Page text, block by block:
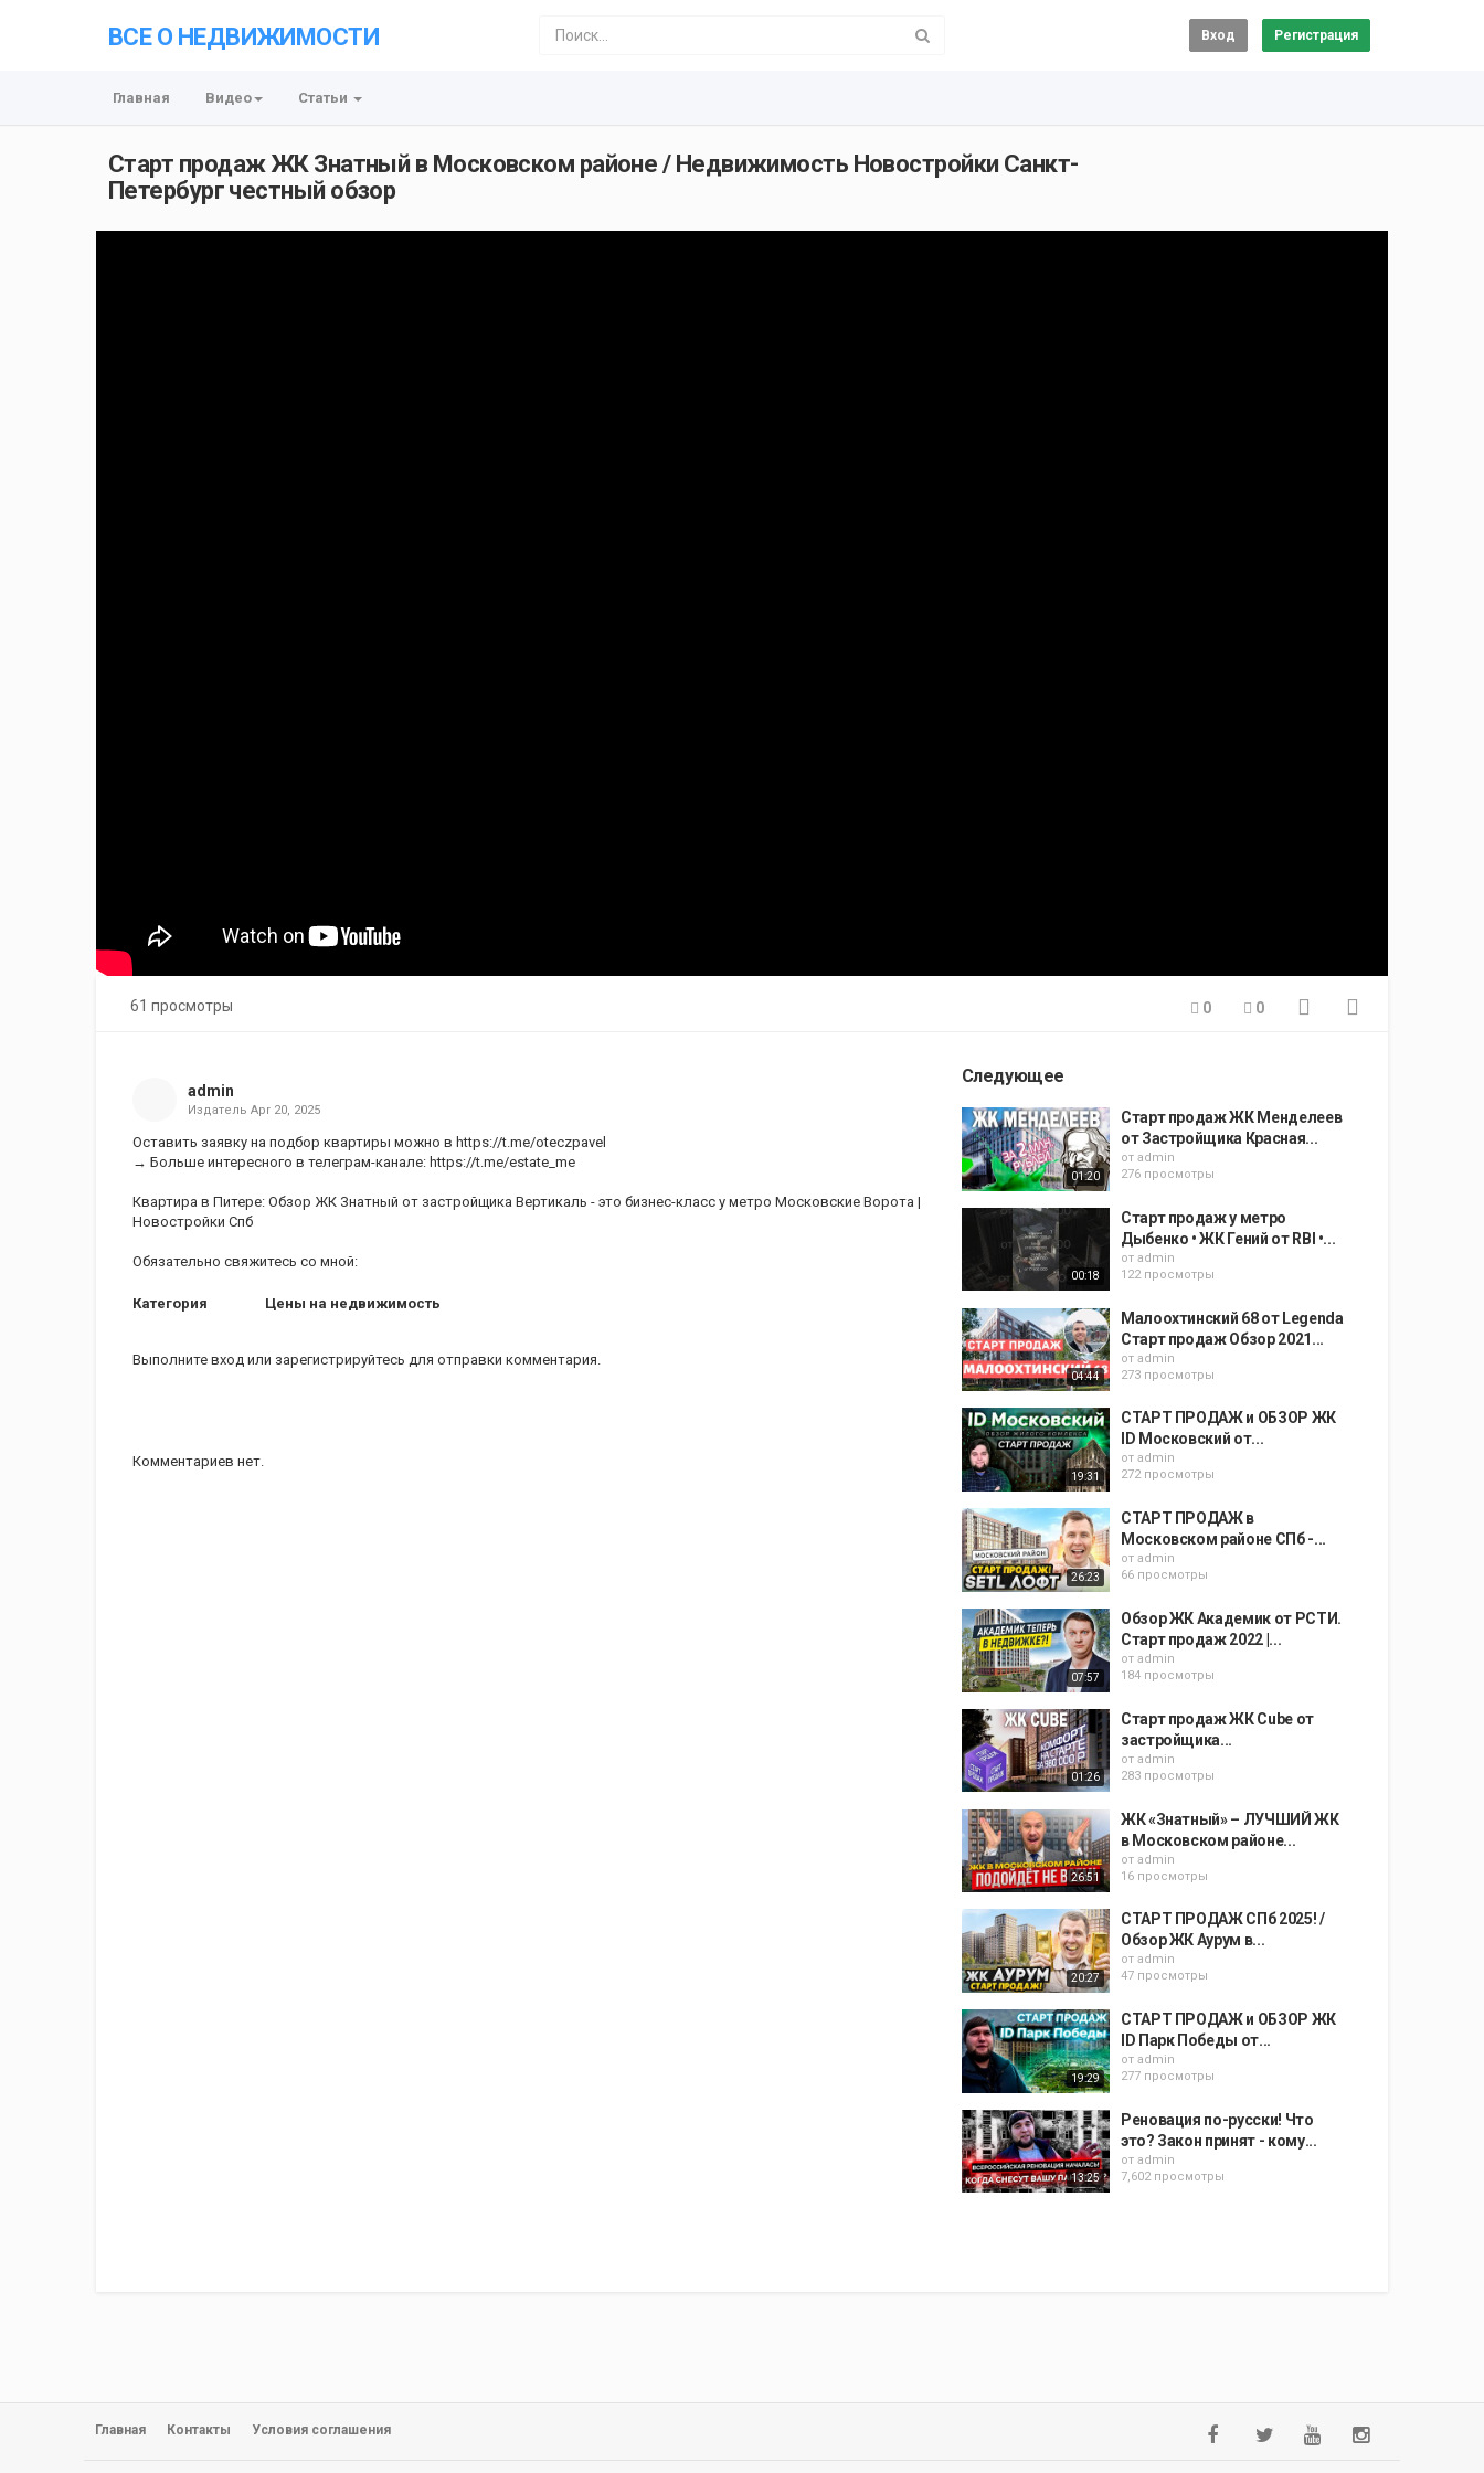
ВСЕ О НЕДВИЖИМОСТИ Вход Регистрация
Главная Видео Статьи
Старт продаж ЖК Знатный в Московском районе / Недвижимость Новостройки Санкт-
Петербург честный обзор
61 просмотры 0 0
admin
Издатель Apr 20, 2025
Оставить заявку на подбор квартиры можно в https://t.me/oteczpavel
→ Больше интересного в телеграм-канале: https://t.me/estate_me
Квартира в Питере: Обзор ЖК Знатный от застройщика Вертикаль - это бизнес-класс у метро Московские Ворота |
Новостройки Спб
Обязательно свяжитесь со мной:
Категория Цены на недвижимость
Выполните вход или зарегистрируйтесь для отправки комментария.
Комментариев нет.
Следующее
01:20
Старт продаж ЖК Менделеев
от Застройщика Красная...
от admin
276 просмотры
00:18
Старт продаж у метро
Дыбенко • ЖК Гений от RBI •...
от admin
122 просмотры
04:44
Малоохтинский 68 от Legenda
Старт продаж Обзор 2021...
от admin
273 просмотры
19:31
СТАРТ ПРОДАЖ и ОБЗОР ЖК
ID Московский от...
от admin
272 просмотры
26:23
СТАРТ ПРОДАЖ в
Московском районе СПб -...
от admin
66 просмотры
07:57
Обзор ЖК Академик от РСТИ.
Старт продаж 2022 |...
от admin
184 просмотры
01:26
Старт продаж ЖК Cube от
застройщика...
от admin
283 просмотры
26:51
ЖК «Знатный» – ЛУЧШИЙ ЖК
в Московском районе...
от admin
16 просмотры
20:27
СТАРТ ПРОДАЖ СПб 2025! /
Обзор ЖК Аурум в...
от admin
47 просмотры
19:29
СТАРТ ПРОДАЖ и ОБЗОР ЖК
ID Парк Победы от...
от admin
277 просмотры
13:25
Реновация по-русски! Что
это? Закон принят - кому...
от admin
7,602 просмотры
Главная Контакты Условия соглашения